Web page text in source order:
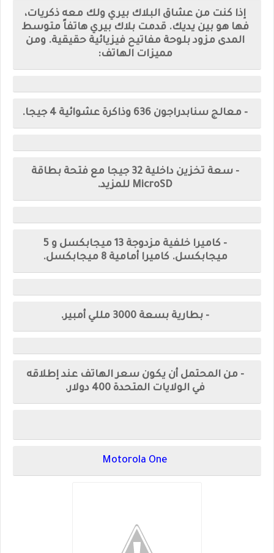
إذا كنت من عشاق البلاك بيري ولك معه ذكريات،
فها هو بين يديك. قدمت بلاك بيري هاتفاً متوسط
المدى مزود بلوحة مفاتيح فيزيائية حقيقية. ومن
مميزات الهاتف:
- معالج سنابدراجون 636 وذاكرة عشوائية 4 جيجا.
- سعة تخزين داخلية 32 جيجا مع فتحة بطاقة
MicroSD للمزيد.
- كاميرا خلفية مزدوجة 13 ميجابكسل و 5
ميجابكسل. كاميرا أمامية 8 ميجابكسل.
- بطارية بسعة 3000 مللي أمبير.
- من المحتمل أن يكون سعر الهاتف عند إطلاقه
في الولايات المتحدة 400 دولار.
Motorola One